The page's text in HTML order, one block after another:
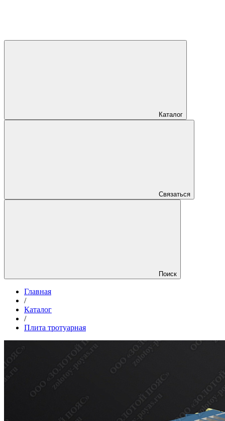
Каталог
Связаться
Поиск
Главная
/
Каталог
/
Плита тротуарная